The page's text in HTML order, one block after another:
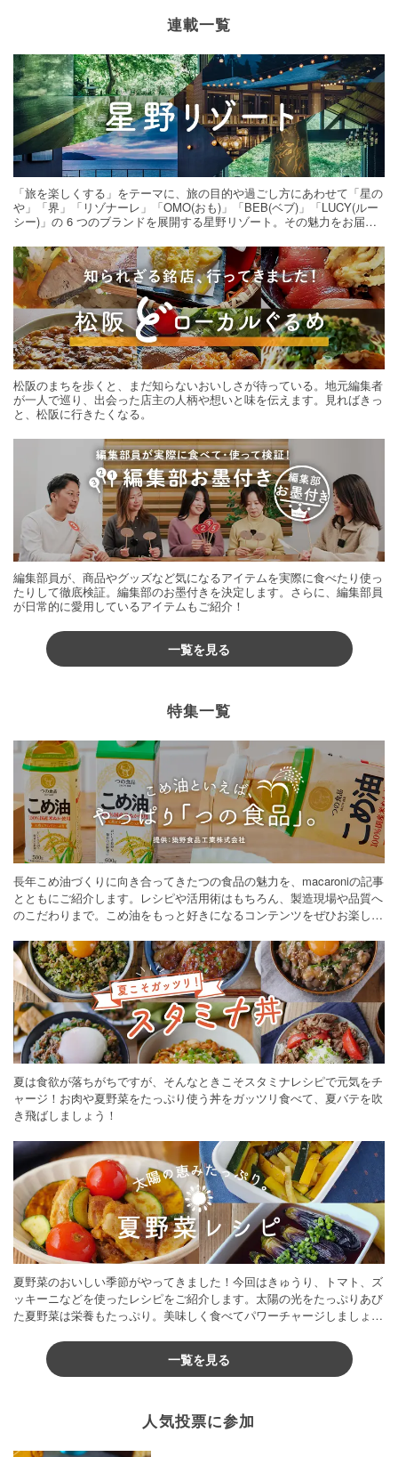
連載一覧
「旅を楽しくする」をテーマに、旅の目的や過ごし方にあわせて「星の
や」「界」「リゾナーレ」「OMO(おも)」「BEB(ベブ)」「LUCY(ルー
シー)」の 6 つのブランドを展開する星野リゾート。その魅力をお届け
松阪のまちを歩くと、まだ知らないおいしさが待っている。地元編集者
が一人で巡り、出会った店主の人柄や想いと味を伝えます。見ればきっ
と、松阪に行きたくなる。
編集部員が、商品やグッズなど気になるアイテムを実際に食べたり使っ
たりして徹底検証。編集部のお墨付きを決定します。さらに、編集部員
が日常的に愛用しているアイテムもご紹介！
一覧を見る
特集一覧
長年こめ油づくりに向き合ってきたつの食品の魅力を、macaroniの記事
とともにご紹介します。レシピや活用術はもちろん、製造現場や品質へ
のこだわりまで。こめ油をもっと好きになるコンテンツをぜひお楽しみ
夏は食欲が落ちがちですが、そんなときこそスタミナレシピで元気をチ
ャージ！お肉や夏野菜をたっぷり使う丼をガッツリ食べて、夏バテを吹
き飛ばしましょう！
夏野菜のおいしい季節がやってきました！今回はきゅうり、トマト、ズ
ッキーニなどを使ったレシピをご紹介します。太陽の光をたっぷりあび
た夏野菜は栄養もたっぷり。美味しく食べてパワーチャージしましょう
一覧を見る
人気投票に参加